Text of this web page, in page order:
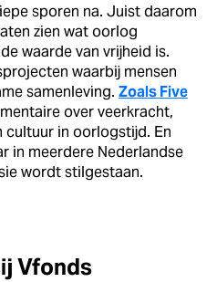
sporen na. Juist daarom
zien wat oorlog
waarde van vrijheid is.
waarbij mensen
samenleving. Zoals Five
over veerkracht,
in oorlogstijd. En
in meerdere Nederlandse
wordt stilgestaan.
Vfonds